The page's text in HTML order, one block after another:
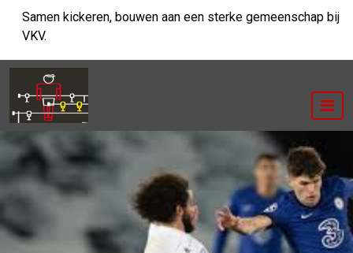
naar
inhoud
Samen kickeren, bouwen aan een sterke gemeenschap bij
VKV.